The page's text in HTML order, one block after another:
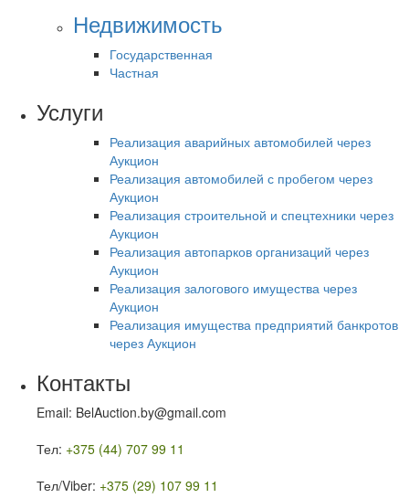
Недвижимость
Государственная
Частная
Услуги
Реализация аварийных автомобилей через
Аукцион
Реализация автомобилей с пробегом через
Аукцион
Реализация строительной и спецтехники через
Аукцион
Реализация автопарков организаций через
Аукцион
Реализация залогового имущества через
Аукцион
Реализация имущества предприятий банкротов
через Аукцион
Контакты
Email: BelAuction.by@gmail.com
Тел: +375 (44) 707 99 11
Тел/Viber: +375 (29) 107 99 11